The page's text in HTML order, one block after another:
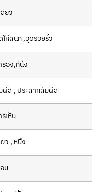
ยว
ให้สนิท ,อุดรอยรั่ว
รอง,ที่นั่ง
ผัส , ประสาทสัมผัส
เห็น
ยว , หนึ่ง
น